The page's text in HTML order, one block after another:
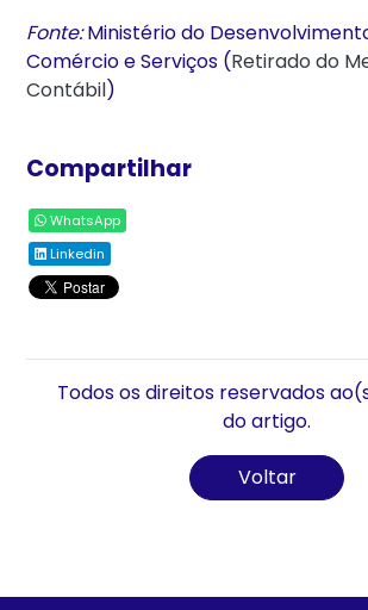
Fonte:Ministério do
Comércio e Serviços (Retirado do
Contábil)
Compartilhar
WhatsApp
Linkedin
Todos os direitos reservados
do artigo.
Voltar